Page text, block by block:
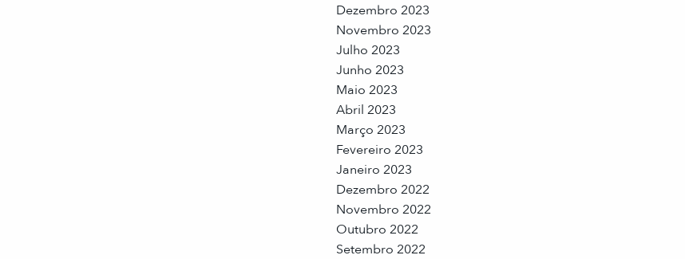
Dezembro 2023
Novembro 2023
Julho 2023
Junho 2023
Maio 2023
Abril 2023
Março 2023
Fevereiro 2023
Janeiro 2023
Dezembro 2022
Novembro 2022
Outubro 2022
Setembro 2022